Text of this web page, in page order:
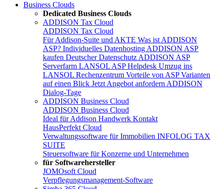
Business Clouds
Dedicated Business Clouds
ADDISON Tax Cloud
ADDISON Tax Cloud
Für Addison-Suite und AKTE Was ist ADDISON
ASP? Individuelles Datenhosting ADDISON ASP
kaufen Deutscher Datenschutz ADDISON ASP
Serverfarm LANSOL ASP Helpdesk Umzug ins
LANSOL Rechenzentrum Vorteile von ASPVarianten
auf einen Blick Jetzt Angebot anfordern ADDISON
Dialog-Tage
ADDISON Business Cloud
ADDISON Business Cloud
Ideal für Addison Handwerk Kontakt
HausPerfekt Cloud
Verwaltungssoftware für Immobilien INFOLOG TAX
SUITE
Steuersoftware für Konzerne und Unternehmen
für Softwarehersteller
JOMOsoft Cloud
Verpflegungsmanagement-Software